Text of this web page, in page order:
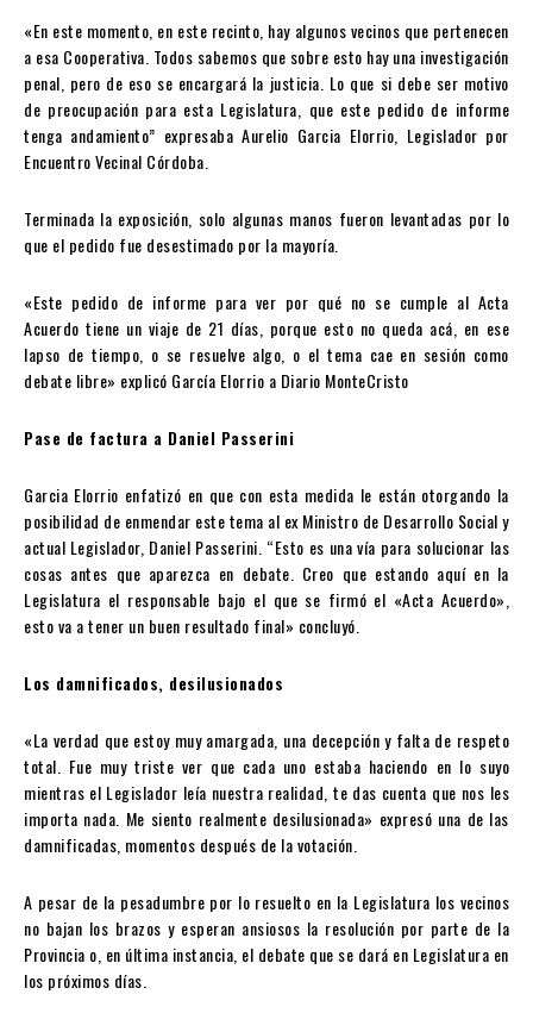
«En este momento, en este recinto, hay algunos vecinos que pertenecen
a esa Cooperativa. Todos sabemos que sobre esto hay una investigación
penal, pero de eso se encargará la justicia. Lo que si debe ser motivo
de preocupación para esta Legislatura, que este pedido de informe
tenga andamiento” expresaba Aurelio Garcia Elorrio, Legislador por
Encuentro Vecinal Córdoba.
Terminada la exposición, solo algunas manos fueron levantadas por lo
que el pedido fue desestimado por la mayoría.
«Este pedido de informe para ver por qué no se cumple al Acta
Acuerdo tiene un viaje de 21 días, porque esto no queda acá, en ese
lapso de tiempo, o se resuelve algo, o el tema cae en sesión como
debate libre» explicó García Elorrio a Diario MonteCristo
Pase de factura a Daniel Passerini
Garcia Elorrio enfatizó en que con esta medida le están otorgando la
posibilidad de enmendar este tema al ex Ministro de Desarrollo Social y
actual Legislador, Daniel Passerini. “Esto es una vía para solucionar las
cosas antes que aparezca en debate. Creo que estando aquí en la
Legislatura el responsable bajo el que se firmó el «Acta Acuerdo»,
esto va a tener un buen resultado final» concluyó.
Los damnificados, desilusionados
«La verdad que estoy muy amargada, una decepción y falta de respeto
total. Fue muy triste ver que cada uno estaba haciendo en lo suyo
mientras el Legislador leía nuestra realidad, te das cuenta que nos les
importa nada. Me siento realmente desilusionada» expresó una de las
damnificadas, momentos después de la votación.
A pesar de la pesadumbre por lo resuelto en la Legislatura los vecinos
no bajan los brazos y esperan ansiosos la resolución por parte de la
Provincia o, en última instancia, el debate que se dará en Legislatura en
los próximos días.